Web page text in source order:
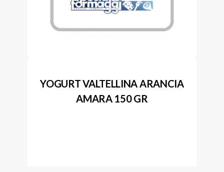
YOGURT VALTELLINA ARANCIA
AMARA 150 GR